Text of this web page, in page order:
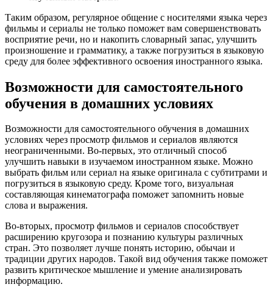
Таким образом, регулярное общение с носителями языка через
фильмы и сериалы не только поможет вам совершенствовать
восприятие речи, но и накопить словарный запас, улучшить
произношение и грамматику, а также погрузиться в языковую
среду для более эффективного освоения иностранного языка.
Возможности для самостоятельного
обучения в домашних условиях
Возможности для самостоятельного обучения в домашних
условиях через просмотр фильмов и сериалов являются
неограниченными. Во-первых, это отличный способ
улучшить навыки в изучаемом иностранном языке. Можно
выбрать фильм или сериал на языке оригинала с субтитрами и
погрузиться в языковую среду. Кроме того, визуальная
составляющая кинематографа поможет запомнить новые
слова и выражения.
Во-вторых, просмотр фильмов и сериалов способствует
расширению кругозора и познанию культуры различных
стран. Это позволяет лучше понять историю, обычаи и
традиции других народов. Такой вид обучения также поможет
развить критическое мышление и умение анализировать
информацию.